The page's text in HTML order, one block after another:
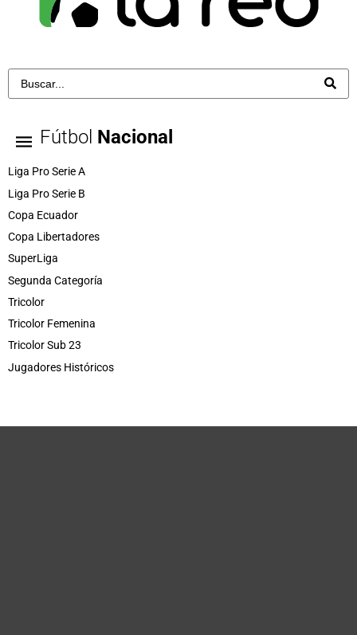
Fútbol Nacional
Liga Pro Serie A
Liga Pro Serie B
Copa Ecuador
Copa Libertadores
SuperLiga
Segunda Categoría
Tricolor
Tricolor Femenina
Tricolor Sub 23
Jugadores Históricos